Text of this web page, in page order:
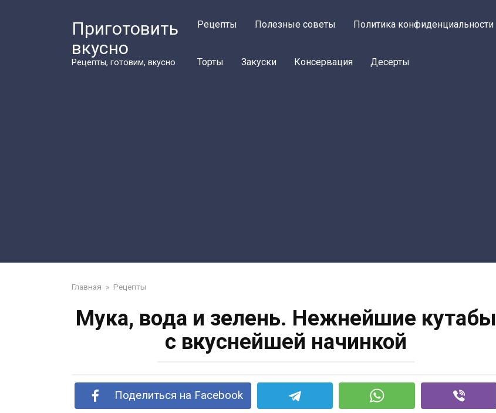
Приготовить
вкусно
Рецепты, готовим, вкусно
Рецепты Полезные советы Политика конфиденциальности
Торты Закуски Консервация Десерты
Главная » Рецепты
Мука, вода и зелень. Нежнейшие кутабы
с вкуснейшей начинкой
Поделиться на Facebook